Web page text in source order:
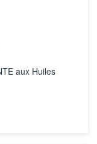
aux Huiles